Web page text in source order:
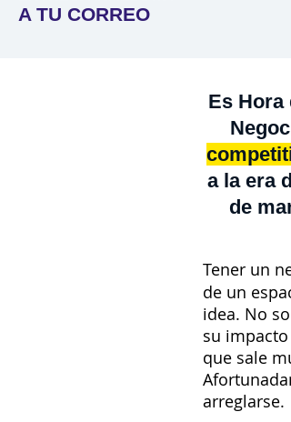
A TU CORREO
Es Hora
a la era
de
Tener un
de un
idea. No
su
que sale
arreglarse.